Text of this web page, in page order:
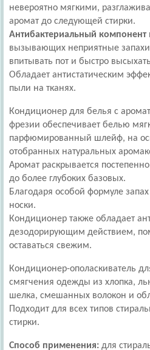
невероятно мягкими,
аромат до следующей стирки.
Антибактериальный компонент
вызывающих неприятные
впитывать пот и быстро
Обладает антистатическим
пыли на тканях.
Кондиционер для белья с
фрезии обеспечивает белью
парфюмированный шлейф, на
отобранных натуральных
Аромат раскрывается
до более глубоких базовых.
Благодаря особой формуле
носки.
Кондиционер также обладает
дезодорирующим действием,
оставаться свежим.
Кондиционер-ополаскиватель
смягчения одежды из хлопка,
шелка, смешанных волокон и
Подходит для всех типов
стирки.
Способ применения: для